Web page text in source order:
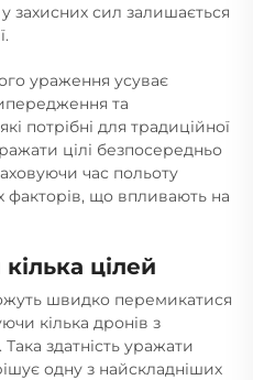
захисних сил залишається
ураження усуває
та
потрібні для традиційної
цілі безпосередньо
час польоту
факторів, що впливають на
цілей
швидко перемикатися
кілька дронів з
здатність уражати
одну з найскладніших